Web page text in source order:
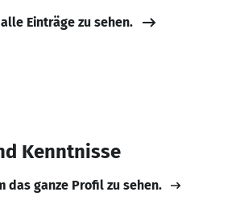
Einträge zu sehen.
Kenntnisse
das ganze Profil zu sehen.